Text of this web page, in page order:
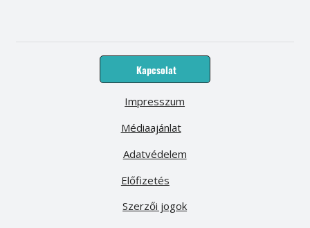
Kapcsolat
Médiaajánlat
Előfizetés
Impresszum
Adatvédelem
Szerzői jogok